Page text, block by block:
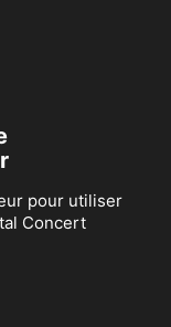
pour utiliser
Concert